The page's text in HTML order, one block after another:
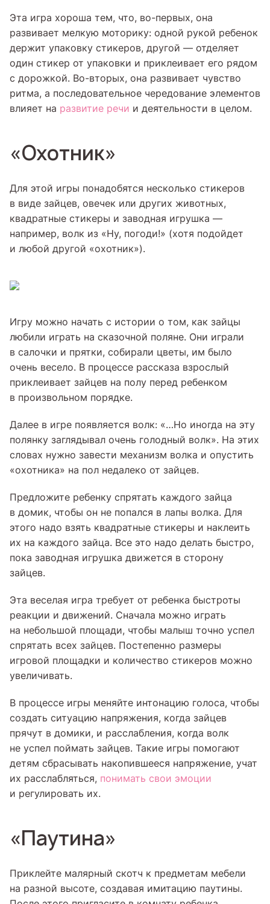
Эта игра хороша тем, что, во-первых, она
развивает мелкую моторику: одной рукой ребенок
держит упаковку стикеров, другой — отделяет
один стикер от упаковки и приклеивает его рядом
с дорожкой. Во-вторых, она развивает чувство
ритма, а последовательное чередование элементов
влияет на развитие речи и деятельности в целом.
«Охотник»
Для этой игры понадобятся несколько стикеров
в виде зайцев, овечек или других животных,
квадратные стикеры и заводная игрушка —
например, волк из «Ну, погоди!» (хотя подойдет
и любой другой «охотник»).
Игру можно начать с истории о том, как зайцы
любили играть на сказочной поляне. Они играли
в салочки и прятки, собирали цветы, им было
очень весело. В процессе рассказа взрослый
приклеивает зайцев на полу перед ребенком
в произвольном порядке.
Далее в игре появляется волк: «…Но иногда на эту
полянку заглядывал очень голодный волк». На этих
словах нужно завести механизм волка и опустить
«охотника» на пол недалеко от зайцев.
Предложите ребенку спрятать каждого зайца
в домик, чтобы он не попался в лапы волка. Для
этого надо взять квадратные стикеры и наклеить
их на каждого зайца. Все это надо делать быстро,
пока заводная игрушка движется в сторону
зайцев.
Эта веселая игра требует от ребенка быстроты
реакции и движений. Сначала можно играть
на небольшой площади, чтобы малыш точно успел
спрятать всех зайцев. Постепенно размеры
игровой площадки и количество стикеров можно
увеличивать.
В процессе игры меняйте интонацию голоса, чтобы
создать ситуацию напряжения, когда зайцев
прячут в домики, и расслабления, когда волк
не успел поймать зайцев. Такие игры помогают
детям сбрасывать накопившееся напряжение, учат
их расслабляться, понимать свои эмоции
и регулировать их.
«Паутина»
Приклейте малярный скотч к предметам мебели
на разной высоте, создавая имитацию паутины.